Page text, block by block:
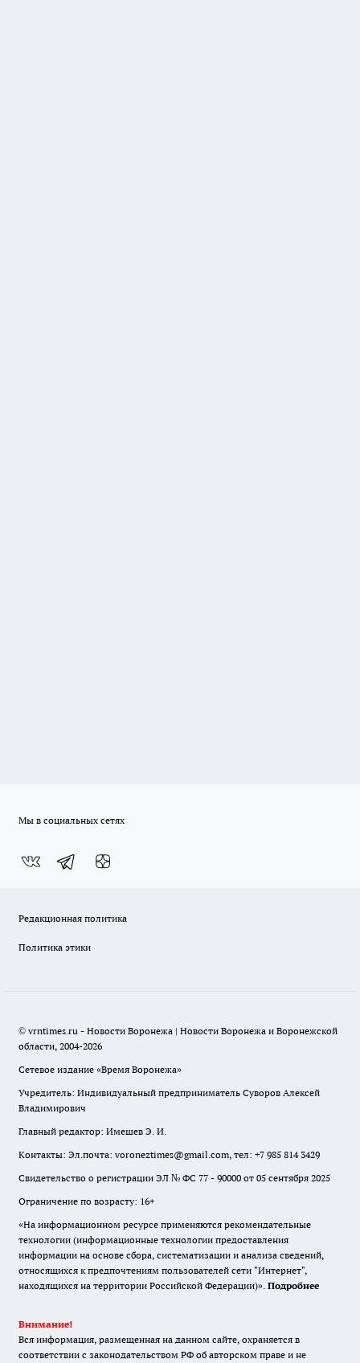
Мы в социальных сетях
Редакционная политика
Политика этики
© vrntimes.ru - Новости Воронежа | Новости Воронежа и Воронежской
области, 2004-2026
Сетевое издание «Время Воронежа»
Учредитель: Индивидуальный предприниматель Суворов Алексей
Владимирович
Главный редактор: Имешев Э. И.
Контакты: Эл.почта: voroneztimes@gmail.com, тел: +7 985 814 3429
Свидетельство о регистрации ЭЛ № ФС 77 - 90000 от 05 сентября 2025
Ограничение по возрасту: 16+
«На информационном ресурсе применяются рекомендательные
технологии (информационные технологии предоставления
информации на основе сбора, систематизации и анализа сведений,
относящихся к предпочтениям пользователей сети "Интернет",
находящихся на территории Российской Федерации)». Подробнее
Внимание!
Вся информация, размещенная на данном сайте, охраняется в
соответствии с законодательством РФ об авторском праве и не